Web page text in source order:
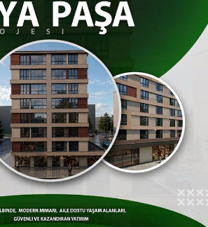
içindeki alanda
Bu akıl işi değil. Yer
yahu? Cami var, türbeler
ibadete geliyor. Eğlence
yer yok mu?"
bir düzleme de taşıyan
tür organizasyonların tek bir
yapıldığını iddia